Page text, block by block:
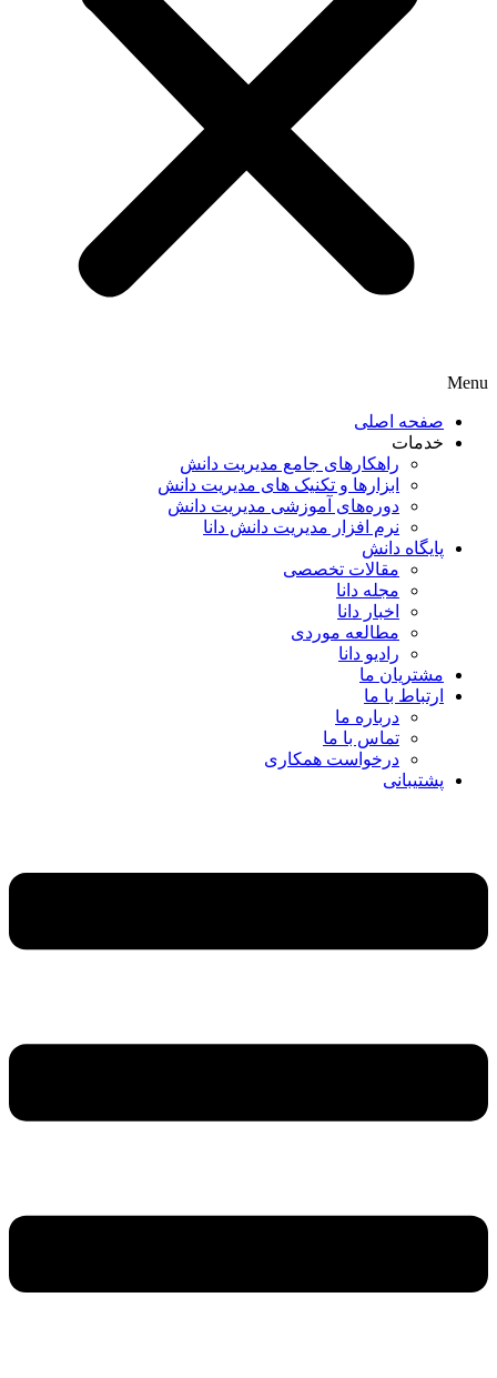
Menu
صفحه اصلی
خدمات
راهکارهای جامع مدیریت دانش
ابزارها و تکنیک‌ های مدیریت دانش
دوره‌های آموزشی مدیریت دانش
نرم افزار مدیریت دانش دانا
پایگاه دانش
مقالات تخصصی
مجله دانا
اخبار دانا
مطالعه موردی
رادیو دانا
مشتریان ما
ارتباط با ما
درباره ما
تماس با ما
درخواست همکاری
پشتیبانی